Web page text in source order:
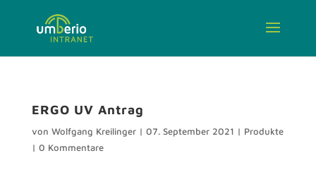
ERGO UV Antrag
von Wolfgang Kreilinger| 07. September 2021 | Produkte
| 0 Kommentare